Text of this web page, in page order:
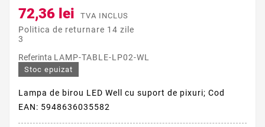
72,36 lei TVA INCLUS
Politica de returnare 14 zile
3
Referinta LAMP-TABLE-LP02-WL
Stoc epuizat
Lampa de birou LED Well cu suport de pixuri; Cod
EAN: 5948636035582